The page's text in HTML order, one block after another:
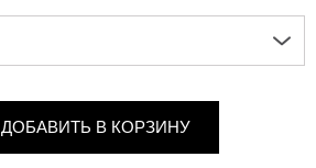
ДОБАВИТЬ В КОРЗИНУ